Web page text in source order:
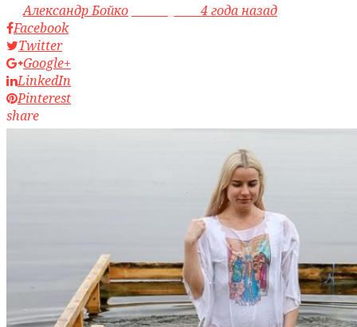
byАлександр Бойко
4 года назад
Facebook
Twitter
Google+
LinkedIn
Pinterest
share